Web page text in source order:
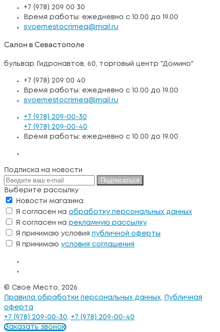
+7 (978) 209 00 30
Время работы: ежедневно с 10.00 до 19.00
svoemestocrimea@mail.ru
Салон в Севастополе
бульвар Гидронавтов, 60, торговый центр "Домино"
+7 (978) 209 00 40
Время работы: ежедневно с 10.00 до 19.00
svoemestocrimea@mail.ru
+7 (978) 209-00-30
+7 (978) 209-00-40
Время работы: ежедневно с 10.00 до 19.00
Подписка на новости
Подписаться
Выберите рассылку
Новости магазина
Я согласен на обработку персональных данных
Я согласен на рекламную рассылку
Я принимаю условия
публичной оферты
Я принимаю условия соглашения
© Свое Место, 2026
Правила обработки персональных данных,
Публичная
оферта
+7 (978) 209-00-30, +7 (978) 209-00-40
Заказать звонок